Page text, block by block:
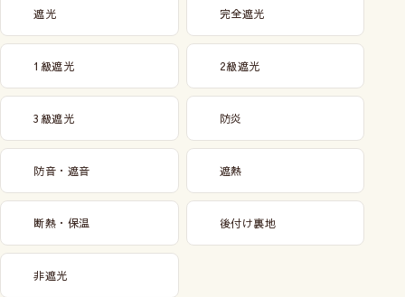
遮光 完全遮光
1級遮光 2級遮光
3級遮光 防炎
防音・遮音 遮熱
断熱・保温 後付け裏地
非遮光